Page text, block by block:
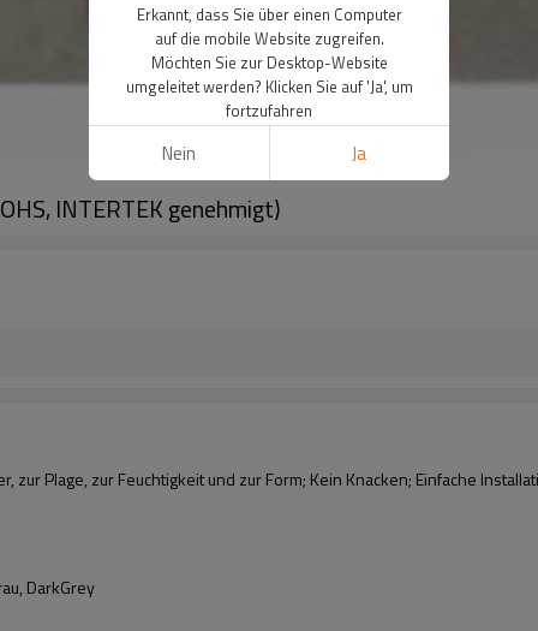
INTERTEK genehmigt)
Plage, zur Feuchtigkeit und zur Form; Kein Knacken; Einfache
DarkGrey
Erkannt, dass Sie über einen Computer
auf die mobile Website zugreifen.
Möchten Sie zur Desktop-Website
umgeleitet werden? Klicken Sie auf 'Ja', um
fortzufahren
Nein Ja